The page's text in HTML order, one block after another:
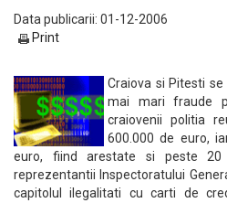
Data publicarii: 01-12-2006
Print
Craiova si Pitesti
mai mari fraude
craiovenii politia
600.000 de euro,
euro, fiind arestate si peste 20
reprezentantii Inspectoratului
capitolul ilegalitati cu carti de